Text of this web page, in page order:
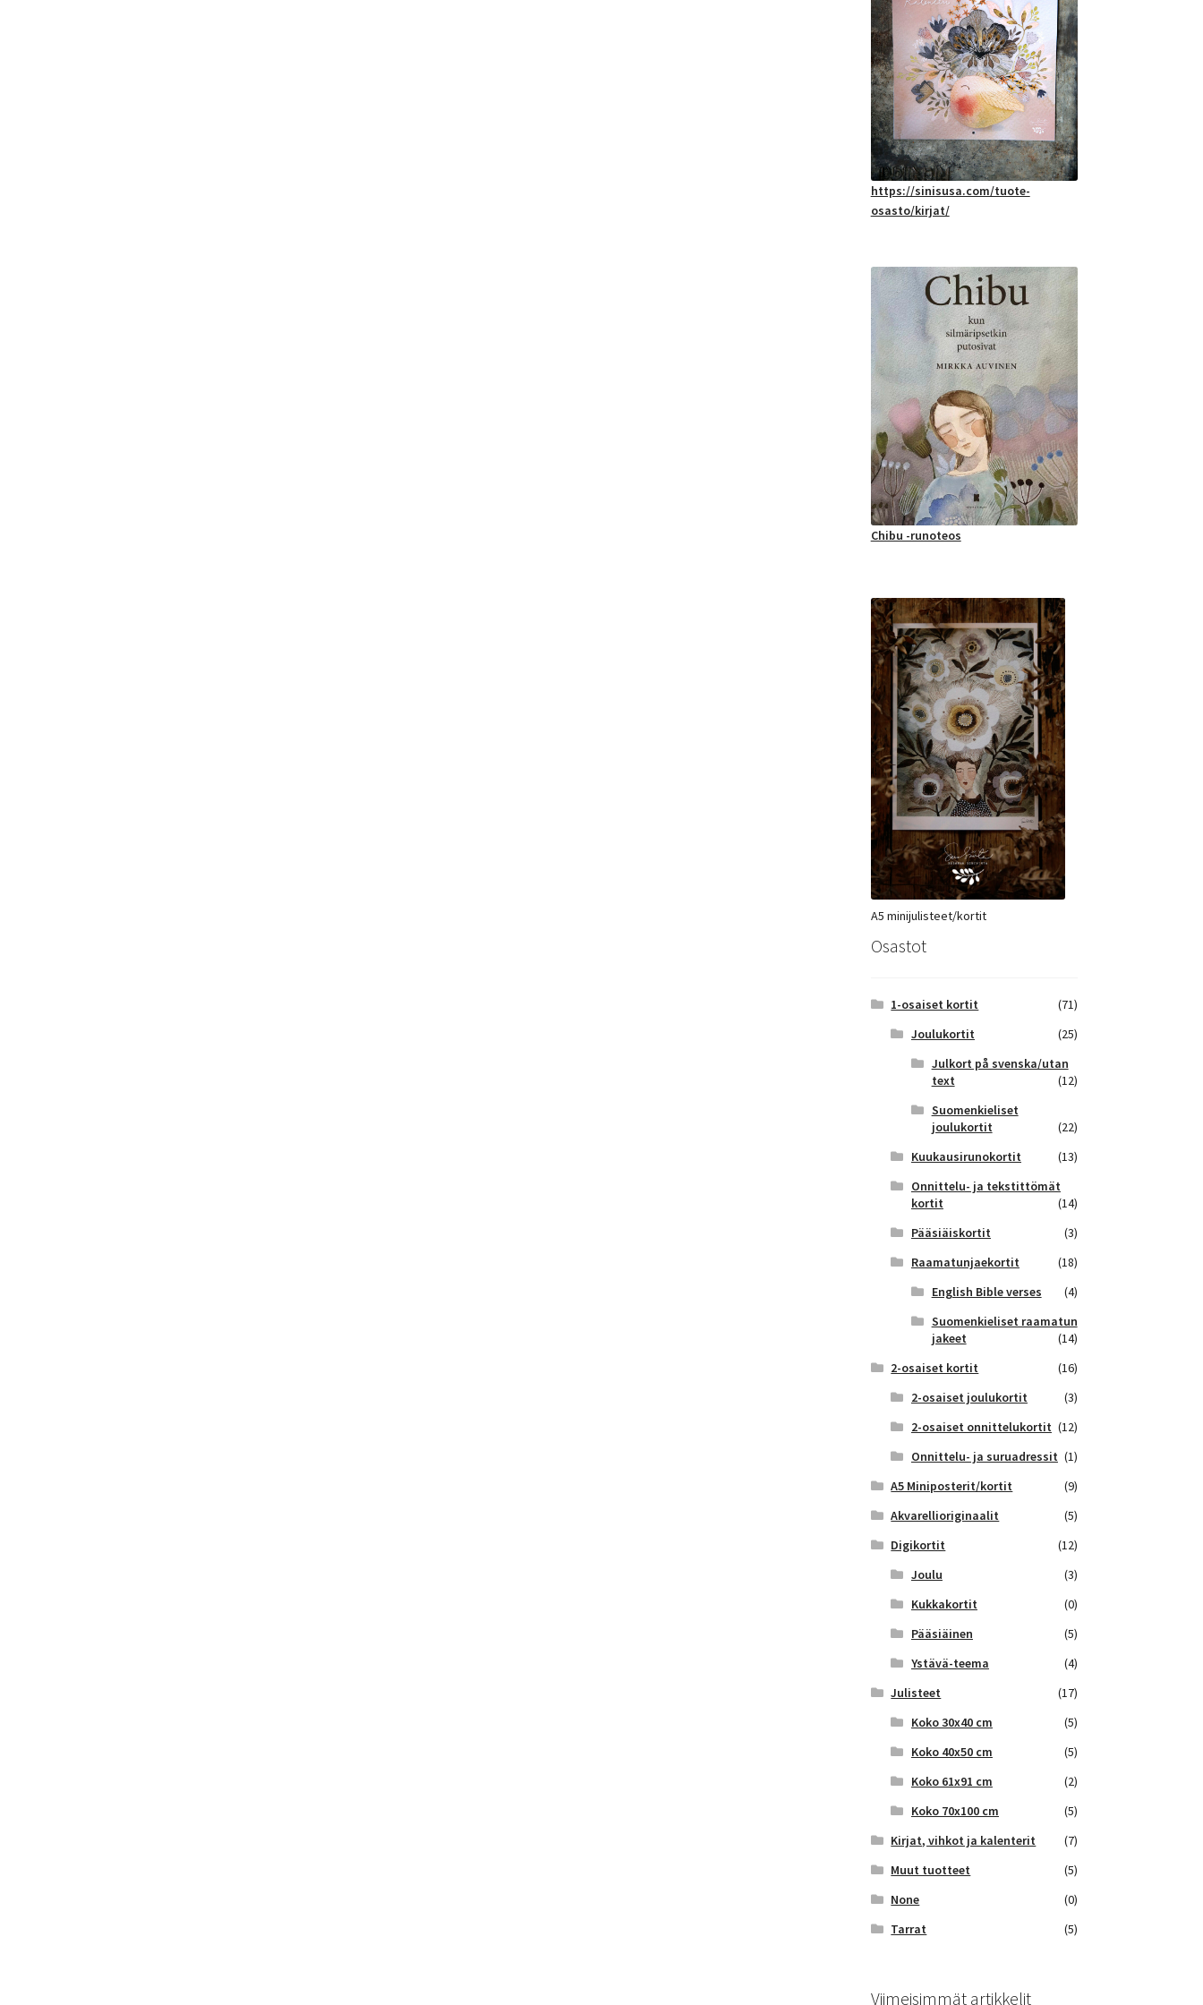
https://sinisusa.com/tuote-
osasto/kirjat/
Chibu -runoteos
A5 minijulisteet/kortit
Osastot
1-osaiset kortit
(71)
Joulukortit
(25)
Julkort på svenska/utan
text
(12)
Suomenkieliset
joulukortit
(22)
Kuukausirunokortit
(13)
Onnittelu- ja tekstittömät
kortit
(14)
Pääsiäiskortit
(3)
Raamatunjaekortit
(18)
English Bible verses
(4)
Suomenkieliset raamatun
jakeet
(14)
2-osaiset kortit
(16)
2-osaiset joulukortit
(3)
2-osaiset onnittelukortit (12)
Onnittelu- ja suruadressit (1)
A5 Miniposterit/kortit
(9)
Akvarellioriginaalit
(5)
Digikortit
(12)
Joulu
(3)
Kukkakortit
(0)
Pääsiäinen
(5)
Ystävä-teema
(4)
Julisteet
(17)
Koko 30x40 cm
(5)
Koko 40x50 cm
(5)
Koko 61x91 cm
(2)
Koko 70x100 cm
(5)
Kirjat, vihkot ja kalenterit
(7)
Muut tuotteet
(5)
None
(0)
Tarrat
(5)
Viimeisimmät artikkelit